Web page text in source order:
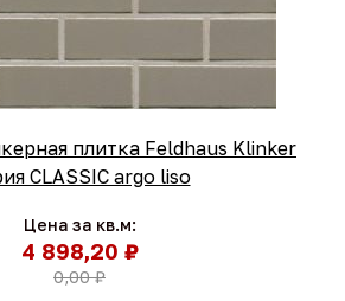
плитка Feldhaus Klinker
CLASSIC argo liso
Цена за кв.м:
4 898,20 ₽
0,00 ₽